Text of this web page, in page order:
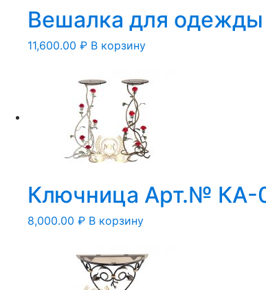
Вешалка для
11,600.00 ₽ В корзину
Ключница Арт.№ КА-
8,000.00 ₽ В корзину